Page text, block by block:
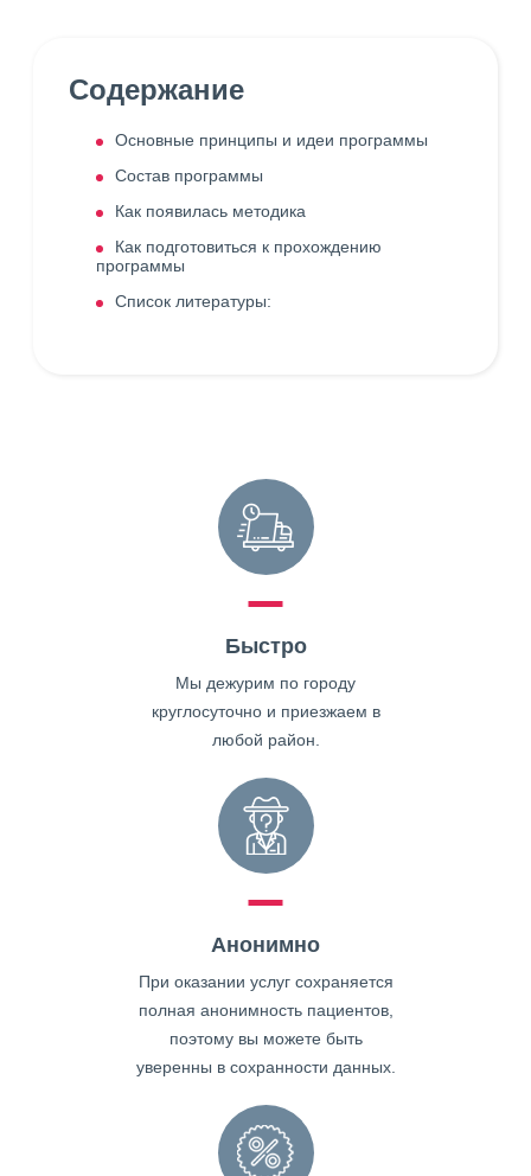
Содержание
Основные принципы и идеи программы
Состав программы
Как появилась методика
Как подготовиться к прохождению
программы
Список литературы:
Быстро
Мы дежурим по городу
круглосуточно и приезжаем в
любой район.
Анонимно
При оказании услуг сохраняется
полная анонимность пациентов,
поэтому вы можете быть
уверенны в сохранности данных.